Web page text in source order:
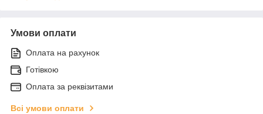
Умови оплати
Оплата на рахунок
Готівкою
Оплата за реквізитами
Всі умови оплати